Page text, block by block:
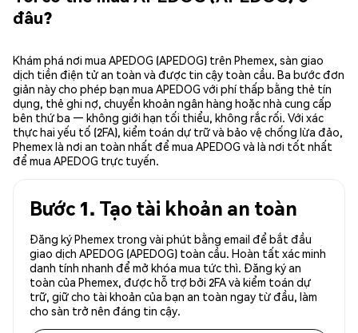
đâu?
Khám phá nơi mua APEDOG (APEDOG) trên Phemex, sàn giao
dịch tiền điện tử an toàn và được tin cậy toàn cầu. Ba bước đơn
giản này cho phép bạn mua APEDOG với phí thấp bằng thẻ tín
dụng, thẻ ghi nợ, chuyển khoản ngân hàng hoặc nhà cung cấp
bên thứ ba — không giới hạn tối thiểu, không rắc rối. Với xác
thực hai yếu tố (2FA), kiểm toán dự trữ và bảo vệ chống lừa đảo,
Phemex là nơi an toàn nhất để mua APEDOG và là nơi tốt nhất
để mua APEDOG trực tuyến.
Bước 1. Tạo tài khoản an toàn
Đăng ký Phemex trong vài phút bằng email để bắt đầu
giao dịch APEDOG (APEDOG) toàn cầu. Hoàn tất xác minh
danh tính nhanh để mở khóa mua tức thì. Đăng ký an
toàn của Phemex, được hỗ trợ bởi 2FA và kiểm toán dự
trữ, giữ cho tài khoản của bạn an toàn ngay từ đầu, làm
cho sàn trở nên đáng tin cậy.